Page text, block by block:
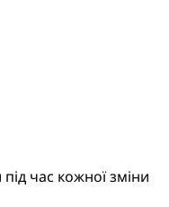
під час кожної зміни